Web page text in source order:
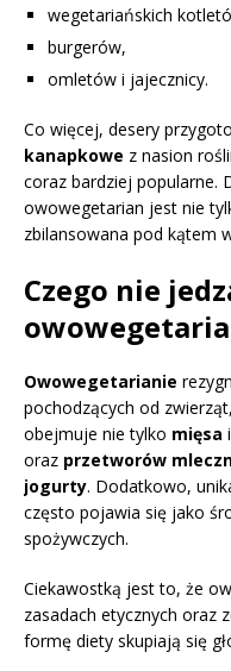
wegetariańskich
burgerów,
omletów i jajecznicy.
Co więcej, desery
kanapkowe z nasion
coraz bardziej popularne.
owowegetarian jest nie
zbilansowana pod kątem
Czego nie
Owowegetarianie
pochodzących od
obejmuje nie tylko mięsa i
oraz przetworów
jogurty. Dodatkowo,
często pojawia się jako
spożywczych.
Ciekawostką jest to, że
zasadach etycznych oraz
formę diety skupiają się